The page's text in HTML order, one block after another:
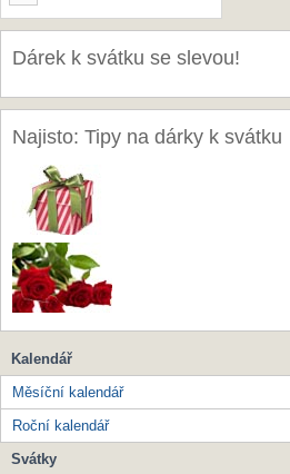
Dárek k svátku se slevou!
Najisto: Tipy na dárky k svátku
Kalendář
Měsíční kalendář
Roční kalendář
Svátky